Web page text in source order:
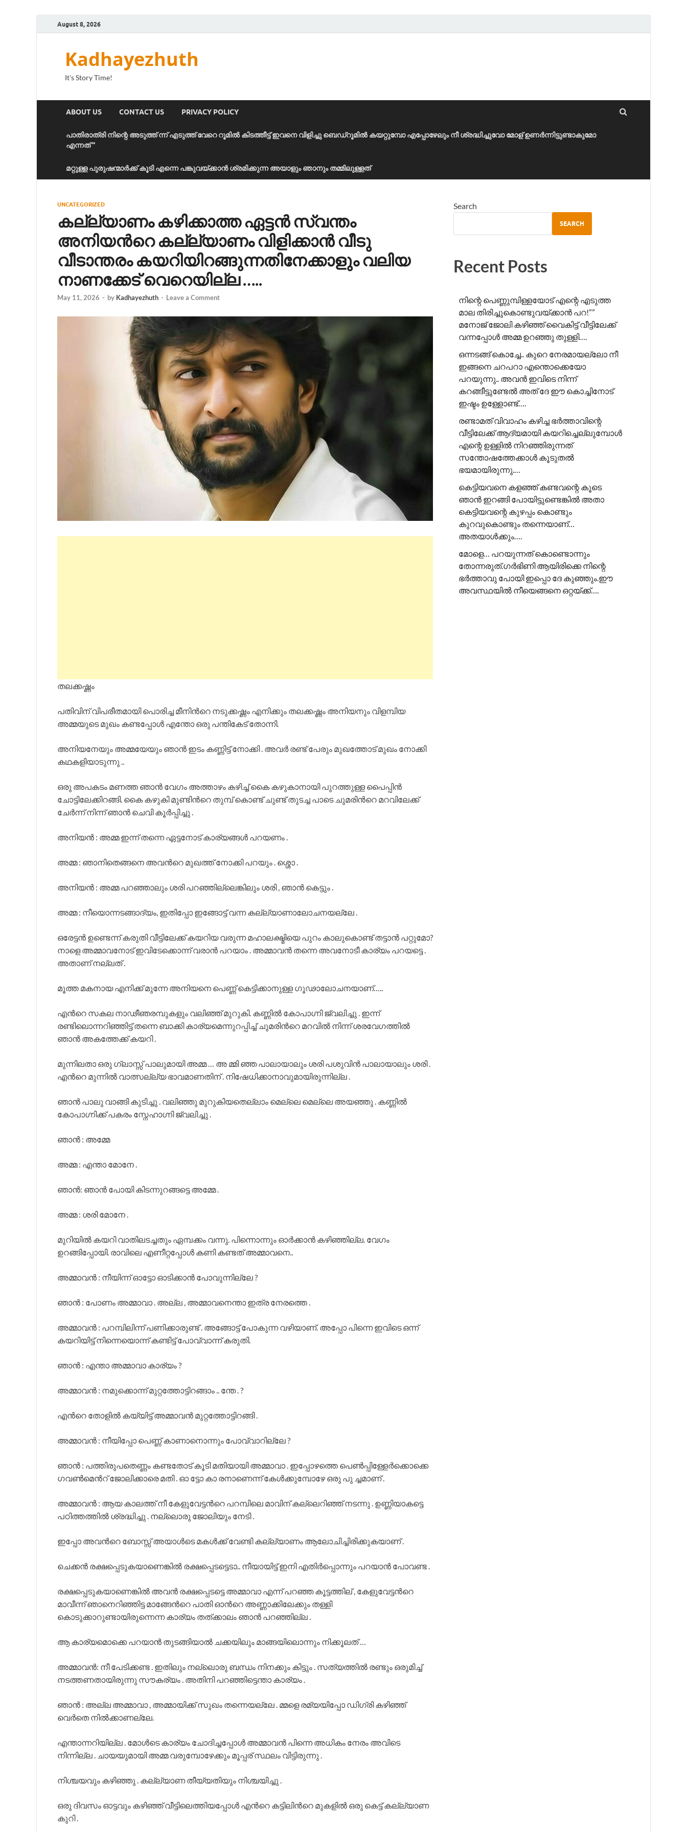
August 8, 2026
Kadhayezhuth
It's Story Time!
ABOUT US CONTACT US PRIVACY POLICY
പാതിരാത്രി നിന്റെ അടുത്ത് ന്ന് എടുത്ത് വേറെ റൂമിൽ കിടത്തീട്ട് ഇവനെ വിളിച്ചു ബെഡ്‌റൂമിൽ കയറ്റുമ്പോ എപ്പോഴേലും നീ ശ്രദ്ധിച്ചുവോ മോള് ഉണർന്നിട്ടുണ്ടാകുമോ
എന്നത് “
മറ്റുള്ള പുരുഷന്മാർക്ക് കൂടി എന്നെ പങ്കുവയ്ക്കാൻ ശ്രമിക്കുന്ന അയാളും ഞാനും തമ്മിലുള്ളത്
UNCATEGORIZED
കല്ല്യാണം കഴിക്കാത്ത ഏട്ടന്‍ സ്വന്തം
അനിയന്‍റെ കല്ല്യാണം വിളിക്കാന്‍ വീടു
വീടാന്തരം കയറിയിറങ്ങുന്നതിനേക്കാളും വലിയ
നാണക്കേട് വെറെയില്ല …..
May 11, 2026 - by Kadhayezhuth - Leave a Comment
തലക്കഷ്ണം
പതിവിന് വിപരീതമായി പൊരിച്ച മീനിന്‍റെ നടുക്കഷ്ണം എനിക്കും തലക്കഷ്ണം അനിയനും വിളമ്പിയ
അമ്മയുടെ മുഖം കണ്ടപ്പോള്‍ എന്തോ ഒരു പന്തികേട് തോന്നി.
അനിയനേയും അമ്മയേയും ഞാന്‍ ഇടം കണ്ണിട്ട് നോക്കി . അവര്‍ രണ്ട് പേരും മുഖത്തോട് മുഖം നോക്കി
കഥകളിയാടുന്നു ..
ഒരു അപകടം മണത്ത ഞാന്‍ വേഗം അത്താഴം കഴിച്ച് കൈ കഴുകാനായി പുറത്തുള്ള പൈപ്പിന്‍
ചോട്ടിലേക്കിറങ്ങി. കൈ കഴുകി മുണ്ടിന്‍റെ തുമ്പ് കൊണ്ട് ചുണ്ട് തുടച്ച പാടെ ചുമരിന്‍റെ മറവിലേക്ക്
ചേര്‍ന്ന് നിന്ന് ഞാന്‍ ചെവി കൂര്‍പ്പിച്ചു .
അനിയന്‍ : അമ്മ ഇന്ന് തന്നെ ഏട്ടനോട് കാര്യങ്ങള്‍ പറയണം .
അമ്മ : ഞാനിതെങ്ങനെ അവന്‍റെ മുഖത്ത് നോക്കി പറയും . ശ്ശൊ .
അനിയന്‍ : അമ്മ പറഞ്ഞാലും ശരി പറഞ്ഞില്ലെങ്കിലും ശരി , ഞാന്‍ കെട്ടും .
അമ്മ : നീയൊന്നടങ്ങാദ്യം, ഇതിപ്പോ ഇങ്ങോട്ട് വന്ന കല്ല്യാണാലോചനയല്ലേ .
ഒരേട്ടന്‍ ഉണ്ടെന്ന് കരുതി വീട്ടിലേക്ക് കയറിയ വരുന്ന മഹാലക്ഷ്മിയെ പുറം കാലുകൊണ്ട് തട്ടാന്‍ പറ്റുമോ?
നാളെ അമ്മാവനോട് ഇവിടേക്കൊന്ന് വരാന്‍ പറയാം . അമ്മാവന്‍ തന്നെ അവനോടീ കാര്യം പറയട്ടെ .
അതാണ് നല്ലത് .
മൂത്ത മകനായ എനിക്ക് മുന്നേ അനിയനെ പെണ്ണ് കെട്ടിക്കാനുള്ള ഗൂഢാലോചനയാണ്…..
എന്‍റെ സകല നാഢീഞരമ്പുകളും വലിഞ്ഞ് മുറുകി. കണ്ണില്‍ കോപാഗ്നി ജ്വലിച്ചു . ഇന്ന്
രണ്ടിലൊന്നറിഞ്ഞിട്ട് തന്നെ ബാക്കി കാര്യമെന്നുറപ്പിച്ച് ചുമരിന്‍റെ മറവില്‍ നിന്ന് ശരവേഗത്തില്‍
ഞാന്‍ അകത്തേക്ക് കയറി .
മുന്നിലതാ ഒരു ഗ്ലാസ്സ് പാലുമായി അമ്മ … അ മ്മി ഞ്ഞ പാലായാലും ശരി പശുവിന്‍ പാലായാലും ശരി .
എന്‍റെ മുന്നില്‍ വാത്സല്ല്യ ഭാവമാണതിന് . നിഷേധിക്കാനാവുമായിരുന്നില്ല .
ഞാന്‍ പാലു വാങ്ങി കുടിച്ചു . വലിഞ്ഞു മുറുകിയതെല്ലാം മെല്ലെ മെല്ലെ അയഞ്ഞു . കണ്ണില്‍
കോപാഗ്നിക്ക് പകരം സ്നേഹാഗ്നി ജ്വലിച്ചു .
ഞാന്‍ : അമ്മേ
അമ്മ : എന്താ മോനേ .
ഞാന്‍: ഞാന്‍ പോയി കിടന്നുറങ്ങട്ടെ അമ്മേ .
അമ്മ : ശരി മോനേ .
മുറിയില്‍ കയറി വാതിലടച്ചതും ഏമ്പക്കം വന്നു. പിന്നൊന്നും ഓര്‍ക്കാന്‍ കഴിഞ്ഞില്ല. വേഗം
ഉറങ്ങിപ്പോയി. രാവിലെ എണീറ്റപ്പോള്‍ കണി കണ്ടത് അമ്മാവനെ..
അമ്മാവന്‍ : നീയിന്ന് ഓട്ടോ ഓടിക്കാന്‍ പോവുന്നില്ലേ ?
ഞാന്‍ : പോണം അമ്മാവാ . അല്ല , അമ്മാവനെന്താ ഇത്ര നേരത്തെ .
അമ്മാവന്‍ : പറമ്പിലിന്ന് പണിക്കാരുണ്ട് . അങ്ങോട്ട് പോകുന്ന വഴിയാണ്. അപ്പോ പിന്നെ ഇവിടെ ഒന്ന്
കയറിയിട്ട് നിന്നെയൊന്ന് കണ്ടിട്ട് പോവ്വാന്ന് കരുതി.
ഞാന്‍ : എന്താ അമ്മാവാ കാര്യം ?
അമ്മാവന്‍ : നമുക്കൊന്ന് മുറ്റത്തോട്ടിറങ്ങാം .. ന്തേ . ?
എന്‍റെ തോളില്‍ കയ്യിട്ട് അമ്മാവന്‍ മുറ്റത്തോട്ടിറങ്ങി .
അമ്മാവന്‍ : നീയിപ്പോ പെണ്ണ് കാണാനൊന്നും പോവ്വാറില്ലേ ?
ഞാന്‍ : പത്തിരുപതെണ്ണം കണ്ടതോട് കൂടി മതിയായി അമ്മാവാ . ഇപ്പോഴത്തെ പെണ്‍പ്പിള്ളേര്‍ക്കൊക്കെ
ഗവണ്‍മെന്‍റ് ജോലിക്കാരെ മതി . ഓ ട്ടോ കാ രനാണെന്ന് കേള്‍ക്കുമ്പോഴേ ഒരു പു ച്ചമാണ് .
അമ്മാവന്‍ : ആയ കാലത്ത് നീ കേളുവേട്ടന്‍റെ പറമ്പിലെ മാവിന് കല്ലെറിഞ്ഞ് നടന്നു . ഉണ്ണിയാകട്ടെ
പഠിത്തത്തില്‍ ശ്രദ്ധിച്ചു . നല്ലൊരു ജോലിയും നേടി .
ഇപ്പോ അവന്‍റെ ബോസ്സ് അയാള്‍ടെ മകള്‍ക്ക് വേണ്ടി കല്ല്യാണം ആലോചിച്ചിരിക്കുകയാണ് .
ചെക്കന്‍ രക്ഷപ്പെടുകയാണെങ്കില്‍ രക്ഷപ്പെടട്ടെടാ.. നീയായിട്ട് ഇനി എതിര്‍പ്പൊന്നും പറയാന്‍ പോവണ്ട .
രക്ഷപ്പെടുകയാണെങ്കില്‍ അവന്‍ രക്ഷപ്പെടട്ടെ അമ്മാവാ എന്ന് പറഞ്ഞ കൂട്ടത്തില് , കേളുവേട്ടന്‍റെ
മാവീന്ന് ഞാനെറിഞ്ഞിട്ട മാങ്ങേന്‍റെ പാതി ഓന്‍റെ അണ്ണാക്കിലേക്കും തള്ളി
കൊടുക്കാറുണ്ടായിരുന്നെന്ന കാര്യം തത്ക്കാലം ഞാന്‍ പറഞ്ഞില്ല .
ആ കാര്യമൊക്കെ പറയാന്‍ തുടങ്ങിയാല്‍ ചക്കയിലും മാങ്ങയിലൊന്നും നിക്കൂലത് …
അമ്മാവന്‍: നീ പേടിക്കണ്ട . ഇതിലും നല്ലൊരു ബന്ധം നിനക്കും കിട്ടും . സത്യത്തില്‍ രണ്ടും ഒരുമിച്ച്
നടത്തണതായിരുന്നു സൗകര്യം . അതിനി പറഞ്ഞിട്ടെന്താ കാര്യം .
ഞാന്‍ : അല്ല അമ്മാവാ , അമ്മായിക്ക് സുഖം തന്നെയല്ലേ . മ്മളെ രമ്യയിപ്പോ ഡിഗ്രി കഴിഞ്ഞ്
വെര്‍തെ നില്‍ക്കാണല്ലേ.
എന്താന്നറിയില്ല . മോള്‍ടെ കാര്യം ചോദിച്ചപ്പോള്‍ അമ്മാവന്‍ പിന്നെ അധികം നേരം അവിടെ
നിന്നില്ല . ചായയുമായി അമ്മ വരുമ്പോഴേക്കും മൂപ്പര് സ്ഥലം വിട്ടിരുന്നു .
നിശ്ചയവും കഴിഞ്ഞു . കല്ല്യാണ തീയ്യതിയും നിശ്ചയിച്ചു .
ഒരു ദിവസം ഓട്ടവും കഴിഞ്ഞ് വീട്ടിലെത്തിയപ്പോള്‍ എന്‍റെ കട്ടിലിന്‍റെ മുകളില്‍ ഒരു കെട്ട് കല്ല്യാണ
കുറി .
Search
SEARCH
Recent Posts
നിന്റെ പെണ്ണുമ്പിള്ളയോട് എന്റെ എടുത്ത
മാല തിരിച്ചുകൊണ്ടുവയ്ക്കാൻ പറ!”” ​
മനോജ് ജോലി കഴിഞ്ഞ് വൈകിട്ട് വീട്ടിലേക്ക്
വന്നപ്പോൾ അമ്മ ഉറഞ്ഞു തുള്ളി….
ഒന്നടങ്ങ് കൊച്ചേ.. കുറെ നേരമായല്ലോ നീ
ഇങ്ങനെ ചറപറാ എന്തൊക്കെയോ
പറയുന്നു.. അവൻ ഇവിടെ നിന്ന്
കറങ്ങീട്ടുണ്ടേൽ അത് ദേ ഈ കൊച്ചിനോട്
ഇഷ്ടം ഉള്ളോണ്ട്….
രണ്ടാമത് വിവാഹം കഴിച്ച ഭർത്താവിന്റെ
വീട്ടിലേക്ക് ആദ്യമായി കയറിച്ചെല്ലുമ്പോൾ
എന്റെ ഉള്ളിൽ നിറഞ്ഞിരുന്നത്
സന്തോഷത്തേക്കാൾ കൂടുതൽ
ഭയമായിരുന്നു.…
കെട്ടിയവനെ കളഞ്ഞ് കണ്ടവന്റെ കൂടെ
ഞാൻ ഇറങ്ങി പോയിട്ടുണ്ടെങ്കിൽ അതാ
കെട്ടിയവന്റെ കുഴപ്പം കൊണ്ടും
കുറവുകൊണ്ടും തന്നെയാണ്…
അതയാൾക്കും….
മോളെ… പറയുന്നത് കൊണ്ടൊന്നും
തോന്നരുത്.ഗർഭിണി ആയിരിക്കെ നിന്റെ
ഭർത്താവു പോയി ഇപ്പൊ ദേ കുഞ്ഞും.ഈ
അവസ്ഥയിൽ നീയെങ്ങനെ ഒറ്റയ്ക്ക്….